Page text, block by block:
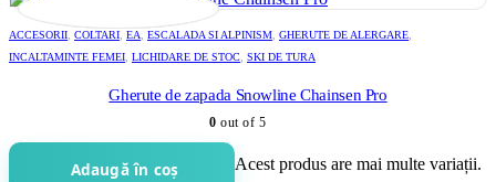
ACCESORII COLTARI EA ESCALADA SI ALPINISM GHERUTE DE ALERGARE
INCALTAMINTE FEMEI LICHIDARE DE STOC SKI DE TURA
Gherute de zapada Snowline Chainsen Pro
0 out of 5
Adaugă în coș Acest produs are mai multe variații.